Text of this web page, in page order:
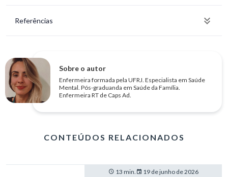
Referências
Sobre o autor
Enfermeira formada pela UFRJ. Especialista em Saúde
Mental. Pós-graduanda em Saúde da Família.
Enfermeira RT de Caps Ad.
CONTEÚDOS RELACIONADOS
13 min. 19 de junho de 2026